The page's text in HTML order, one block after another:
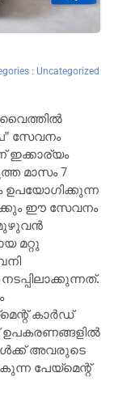
: Uncategorized
സേവനം
മാസം 7
ഈ സേവനം
മുഴുവൻ
മറ്റു
കാർഡ്
ഉപകരണങ്ങളിൽ
അവരുടെ
പേയ്‌മെന്റ്